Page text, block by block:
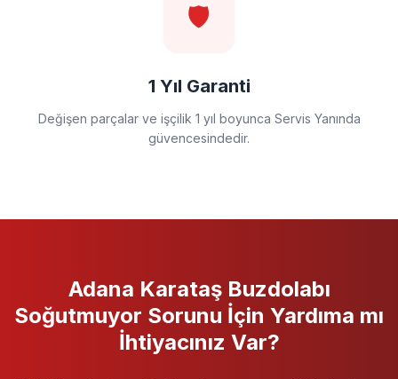
🛡️
1 Yıl Garanti
Değişen parçalar ve işçilik 1 yıl boyunca Servis Yanında
güvencesindedir.
Adana KarataşBuzdolabı
Soğutmuyor Sorunu İçin Yardıma mı
İhtiyacınız Var?